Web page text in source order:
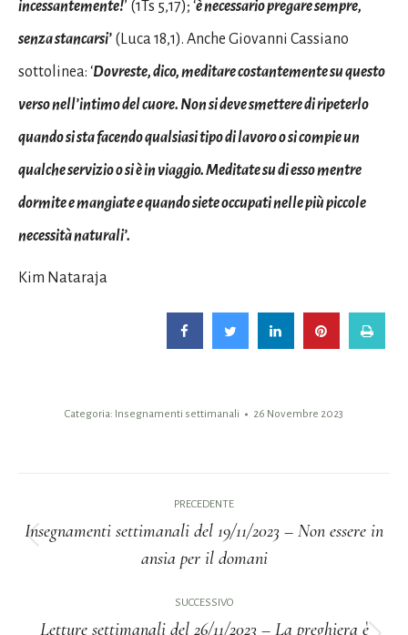
incessantemente!’ (1Ts 5,17); ‘è necessario pregare sempre,
senza stancarsi’ (Luca 18,1). Anche Giovanni Cassiano
sottolinea: ‘Dovreste, dico, meditare costantemente su questo
verso nell’intimo del cuore. Non si deve smettere di ripeterlo
quando si sta facendo qualsiasi tipo di lavoro o si compie un
qualche servizio o si è in viaggio. Meditate su di esso mentre
dormite e mangiate e quando siete occupati nelle più piccole
necessità naturali’.
Kim Nataraja
Categoria: Insegnamenti settimanali 26 Novembre 2023
tra
PRECEDENTE
Post
Insegnamenti settimanali del 19/11/2023 – Non essere in
ansia per il domani
SUCCESSIVO
Letture settimanali del 26/11/2023 – La preghiera è